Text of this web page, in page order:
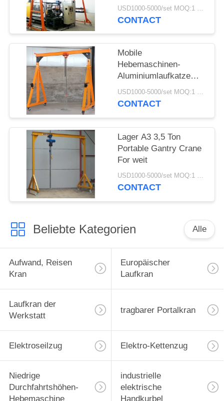
USD1000-5000/set MOQ:1 Satz
CONTACT
Mobile
Hebemaschinen-
Aluminiumlaufkatze
Bock-Crane Spans 3M-
10m
USD1000-5000/set MOQ:1 Satz
CONTACT
Lager A3 3,5 Ton
Portable Gantry Crane
For weit
USD1000-5000/set MOQ:1 Satz
CONTACT
Beliebte Kategorien Alle
Aufwand, Reisen
Kran
Europäischer
Laufkran
Laufkran der
Werkstatt
tragbarer Portalkran
Elektroseilzug Elektro-Kettenzug
Niedrige
Durchfahrtshöhen-
Hebemaschine
industrielle
elektrische
Handkurbel